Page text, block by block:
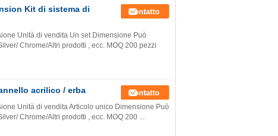
Kit di sistema di
Contatto
Unità di vendita Un set Dimensione Può
Chrome/Altri prodotti , ecc. MOQ 200 pezzi
acrilico / erba Contatto
Unità di vendita Articolo unico Dimensione Può
Chrome/Altri prodotti , ecc. MOQ 200 ...